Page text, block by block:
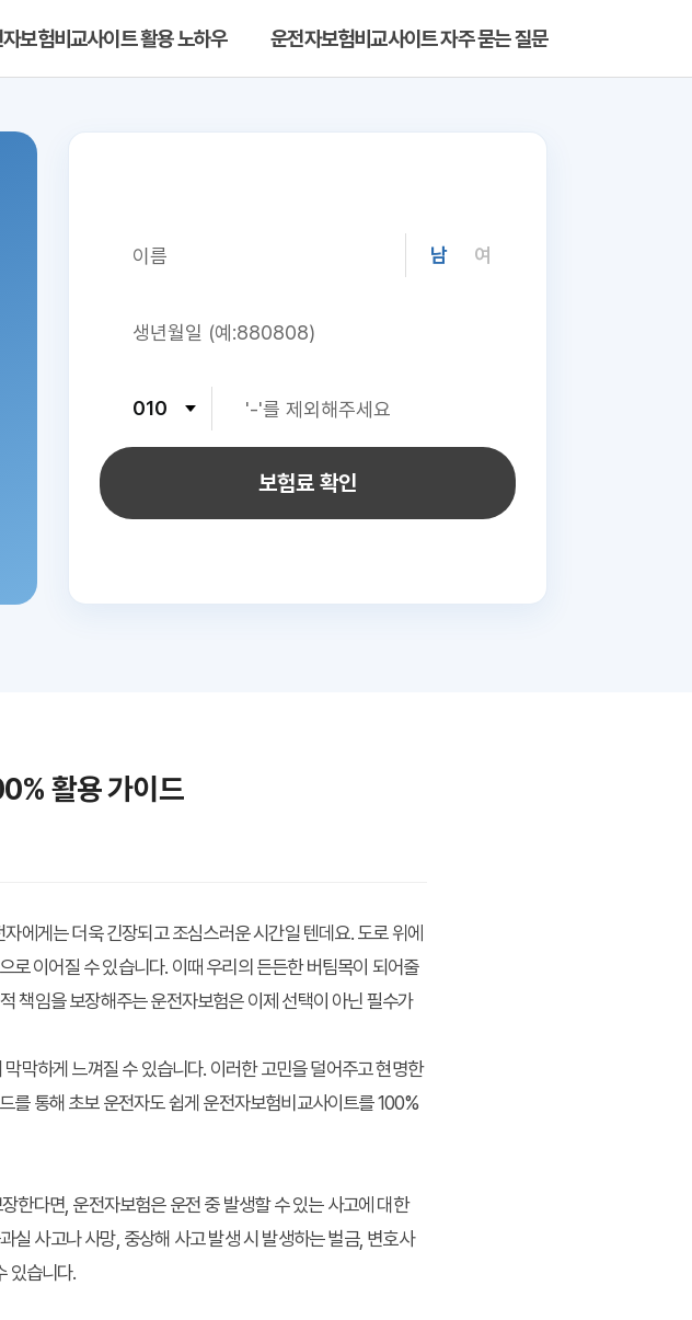
보험비교사이트 활용 노하우 운전자보험비교사이트 자주 묻는 질문
남 여
보험료 확인
활용 가이드
에게는 더욱 긴장되고 조심스러운 시간일 텐데요. 도로 위에
로 이어질 수 있습니다. 이때 우리의 든든한 버팀목이 되어줄
책임을 보장해주는 운전자보험은 이제 선택이 아닌 필수가
막하게 느껴질 수 있습니다. 이러한 고민을 덜어주고 현명한
를 통해 초보 운전자도 쉽게 운전자보험비교사이트를 100%
한다면, 운전자보험은 운전 중 발생할 수 있는 사고에 대한
실 사고나 사망, 중상해 사고 발생 시 발생하는 벌금, 변호사
있습니다.